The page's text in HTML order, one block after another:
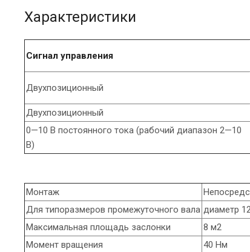
Характеристики
Сигнал управления
Двухпозиционный
Двухпозиционный
0—10 В постоянного тока (рабочий диапазон 2—10
В)
Монтаж
Для типоразмеров промежуточного вала диаметр
Максимальная площадь заслонки
8 м2
Момент вращения
40 Нм